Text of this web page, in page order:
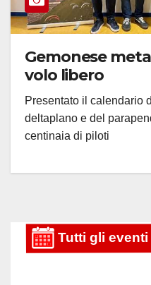
Gemonese
volo libero
Presentato il calendario
deltaplano e del
centinaia di piloti